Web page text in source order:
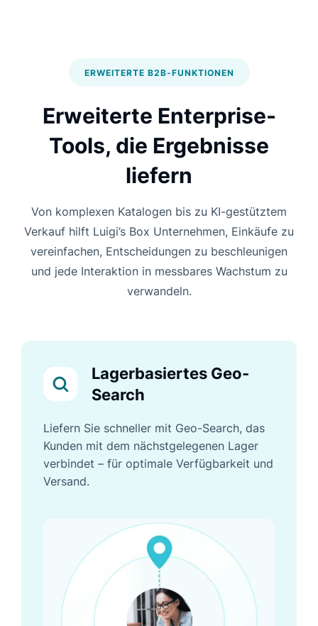
ERWEITERTE B2B-FUNKTIONEN
Erweiterte Enterprise-
Tools, die Ergebnisse
liefern
Von komplexen Katalogen bis zu KI-gestütztem
Verkauf hilft Luigi’s Box Unternehmen, Einkäufe zu
vereinfachen, Entscheidungen zu beschleunigen
und jede Interaktion in messbares Wachstum zu
verwandeln.
Lagerbasiertes Geo-
Search
Liefern Sie schneller mit Geo-Search, das
Kunden mit dem nächstgelegenen Lager
verbindet – für optimale Verfügbarkeit und
Versand.